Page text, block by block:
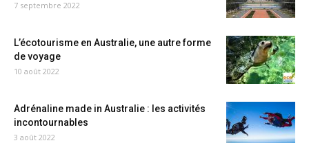
7 septembre 2022
L’écotourisme en Australie, une autre forme
de voyage
10 août 2022
Adrénaline made in Australie : les activités
incontournables
3 août 2022